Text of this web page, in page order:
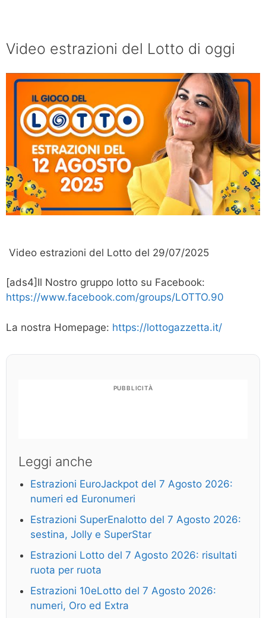
Video estrazioni del Lotto di oggi
Video estrazioni del Lotto del 29/07/2025
[ads4]Il Nostro gruppo lotto su Facebook:
https://www.facebook.com/groups/LOTTO.90
La nostra Homepage: https://lottogazzetta.it/
PUBBLICITÀ
Leggi anche
Estrazioni EuroJackpot del 7 Agosto 2026:
numeri ed Euronumeri
Estrazioni SuperEnalotto del 7 Agosto 2026:
sestina, Jolly e SuperStar
Estrazioni Lotto del 7 Agosto 2026: risultati
ruota per ruota
Estrazioni 10eLotto del 7 Agosto 2026:
numeri, Oro ed Extra